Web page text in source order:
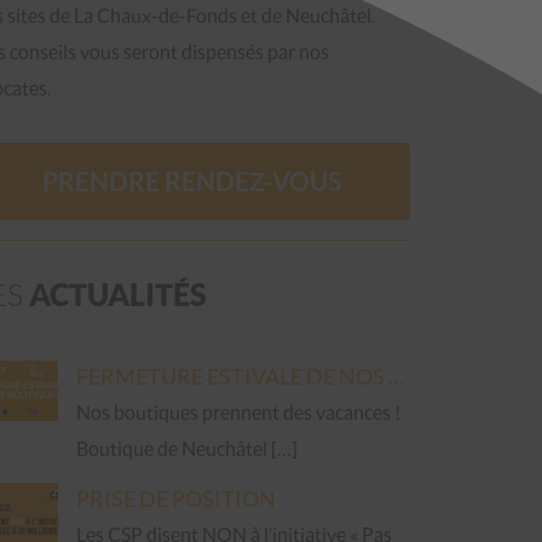
sites de La Chaux-de-Fonds et de Neuchâtel.
conseils vous seront dispensés par nos
PRENDRE RENDEZ-VOUS
ACTUALITÉS
FERMETURE ESTIVALE DE NOS BOUTIQUES
Nos boutiques prennent des vacances !
Boutique de Neuchâtel […]
PRISE DE POSITION
Les CSP disent NON à l’initiative « Pas